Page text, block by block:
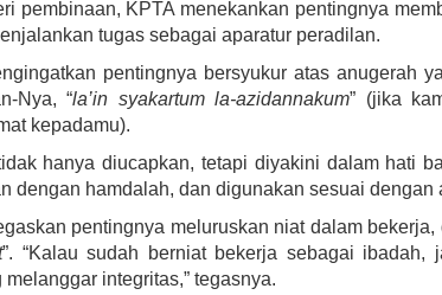
pembinaan, KPTA menekankan pentingnya
tugas sebagai aparatur peradilan.
pentingnya bersyukur atas anugerah
Nya, “la’in syakartum la-azidannakum” (jika
kepadamu).
hanya diucapkan, tetapi diyakini dalam hati
dengan hamdalah, dan digunakan sesuai dengan
pentingnya meluruskan niat dalam bekerja,
”. “Kalau sudah berniat bekerja sebagai ibadah,
integritas,” tegasnya.